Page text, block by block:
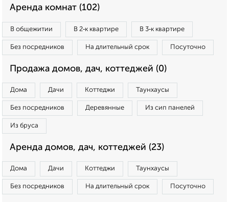
Аренда комнат (102)
В общежитии В 2‑к квартире В 3‑к квартире
Без посредников На длительный срок Посуточно
Продажа домов, дач, коттеджей (0)
Дома Дачи Коттеджи Таунхаусы
Без посредников Деревянные Из сип панелей
Из бруса
Аренда домов, дач, коттеджей (23)
Дома Дачи Коттеджи Таунхаусы
Без посредников На длительный срок Посуточно